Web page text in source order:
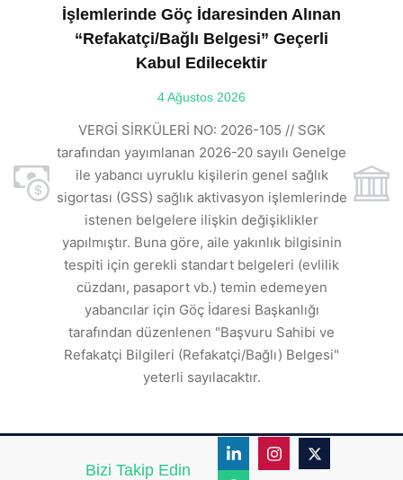
İşlemlerinde Göç İdaresinden Alınan
“Refakatçi/Bağlı Belgesi” Geçerli
Kabul Edilecektir
4 Ağustos 2026
VERGİ SİRKÜLERİ NO: 2026-105 // SGK
tarafından yayımlanan 2026-20 sayılı Genelge
ile yabancı uyruklu kişilerin genel sağlık
sigortası (GSS) sağlık aktivasyon işlemlerinde
istenen belgelere ilişkin değişiklikler
yapılmıştır. Buna göre, aile yakınlık bilgisinin
tespiti için gerekli standart belgeleri (evlilik
cüzdanı, pasaport vb.) temin edemeyen
yabancılar için Göç İdaresi Başkanlığı
tarafından düzenlenen "Başvuru Sahibi ve
Refakatçi Bilgileri (Refakatçi/Bağlı) Belgesi"
yeterli sayılacaktır.
Bizi Takip Edin